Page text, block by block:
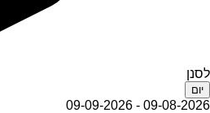
לסנן
יום
09-08-2026 - 09-09-2026